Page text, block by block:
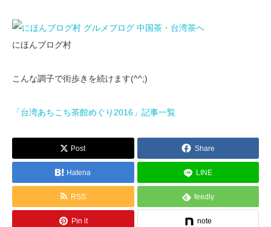
にほんブログ村
こんな調子で街歩きを続けます(^^;)
「台湾あちこち茶館めぐり2016」記事一覧
Post Share
Hatena LINE
RSS feedly
Pin it note